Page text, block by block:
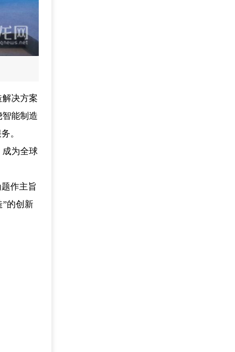
决方案
能制造
。
成为全球
作主旨
的创新